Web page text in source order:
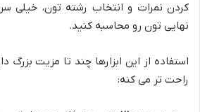
کردن نمرات و انتخاب رشته تون، خیلی
نهایی تون رو محاسبه کنید.
استفاده از این ابزارها چند تا مزیت بزرگ
راحت تر می کنه: